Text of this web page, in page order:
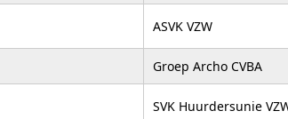
ASVK VZW
Groep Archo CVBA
SVK Huurdersunie